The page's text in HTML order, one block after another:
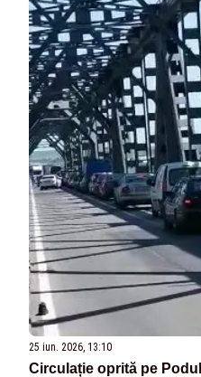
25 iun. 2026, 13:10
Circulație oprită pe